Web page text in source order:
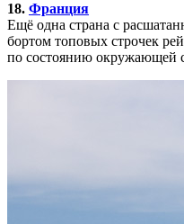
18. Франция
Ещё одна страна с
бортом топовых строчек
по состоянию окружающей